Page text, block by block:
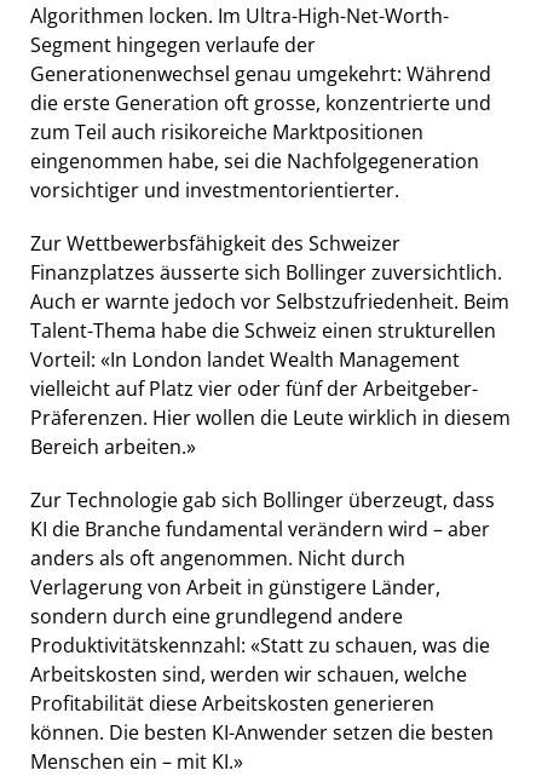
Algorithmen locken. Im Ultra-High-Net-Worth-
Segment hingegen verlaufe der
Generationenwechsel genau umgekehrt: Während
die erste Generation oft grosse, konzentrierte und
zum Teil auch risikoreiche Marktpositionen
eingenommen habe, sei die Nachfolgegeneration
vorsichtiger und investmentorientierter.
Zur Wettbewerbsfähigkeit des Schweizer
Finanzplatzes äusserte sich Bollinger zuversichtlich.
Auch er warnte jedoch vor Selbstzufriedenheit. Beim
Talent-Thema habe die Schweiz einen strukturellen
Vorteil: «In London landet Wealth Management
vielleicht auf Platz vier oder fünf der Arbeitgeber-
Präferenzen. Hier wollen die Leute wirklich in diesem
Bereich arbeiten.»
Zur Technologie gab sich Bollinger überzeugt, dass
KI die Branche fundamental verändern wird – aber
anders als oft angenommen. Nicht durch
Verlagerung von Arbeit in günstigere Länder,
sondern durch eine grundlegend andere
Produktivitätskennzahl: «Statt zu schauen, was die
Arbeitskosten sind, werden wir schauen, welche
Profitabilität diese Arbeitskosten generieren
können. Die besten KI-Anwender setzen die besten
Menschen ein – mit KI.»